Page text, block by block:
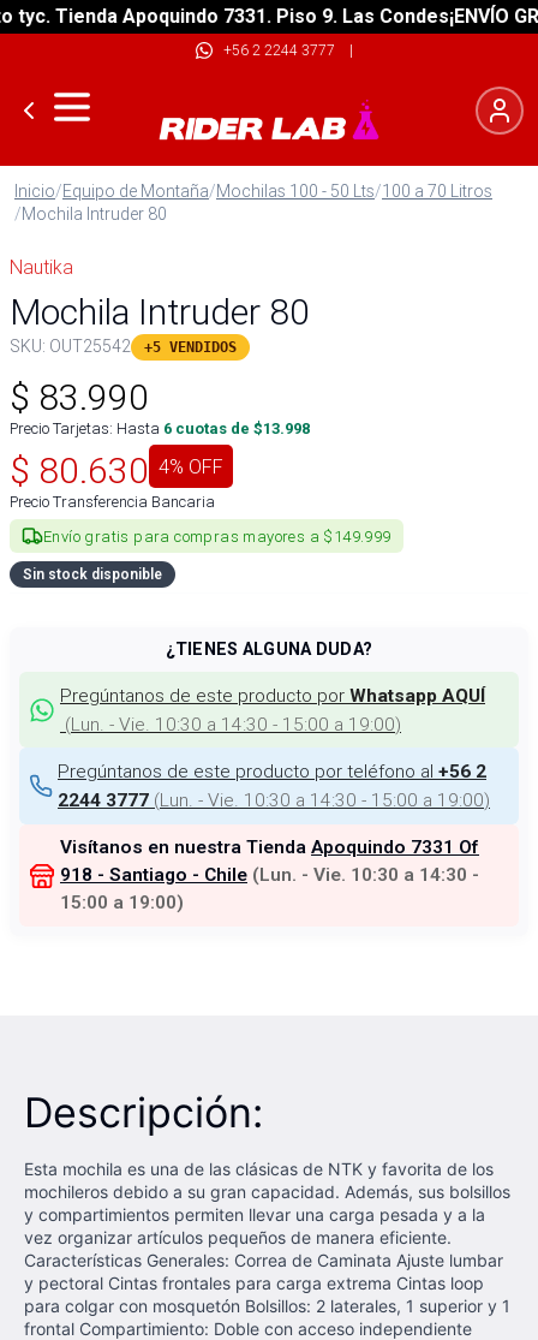
Tienda Apoquindo 7331. Piso 9. Las Condes¡ENVÍO
+56 2 2244 3777 |
Inicio/Equipo de Montaña/Mochilas 100 - 50 Lts/100 a 70 Litros
/Mochila Intruder 80
Nautika
Mochila Intruder 80
SKU: OUT25542 +5 VENDIDOS
$ 83.990
Precio Tarjetas: Hasta 6 cuotas de $13.998
$ 80.630 4% OFF
Precio Transferencia Bancaria
Envío gratis para compras mayores a $149.999
Sin stock disponible
¿TIENES ALGUNA DUDA?
Pregúntanos de este producto por Whatsapp AQUÍ
(Lun. - Vie. 10:30 a 14:30 - 15:00 a 19:00)
Pregúntanos de este producto por teléfono al +56 2
2244 3777 (Lun. - Vie. 10:30 a 14:30 - 15:00 a 19:00)
Visítanos en nuestra Tienda Apoquindo 7331 Of
918 - Santiago - Chile (Lun. - Vie. 10:30 a 14:30 -
15:00 a 19:00)
Descripción:
Esta mochila es una de las clásicas de NTK y favorita de los
mochileros debido a su gran capacidad. Además, sus bolsillos
y compartimientos permiten llevar una carga pesada y a la
vez organizar artículos pequeños de manera eficiente.
Características Generales: Correa de Caminata Ajuste lumbar
y pectoral Cintas frontales para carga extrema Cintas loop
para colgar con mosquetón Bolsillos: 2 laterales, 1 superior y 1
frontal Compartimiento: Doble con acceso independiente